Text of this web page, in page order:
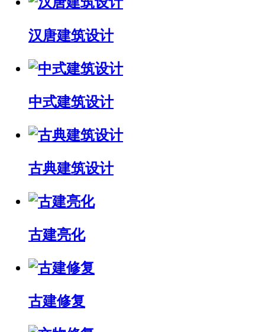
汉唐建筑设计
中式建筑设计
古典建筑设计
古建亮化
古建修复